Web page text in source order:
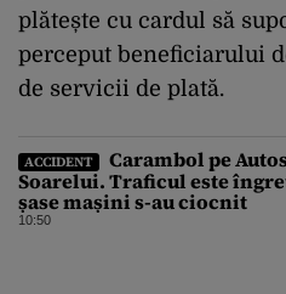
plătește cu cardul să
perceput beneficiarului
de servicii de plată.
ACCIDENT
Carambol pe
Soarelui. Traficul este
șase mașini s-au ciocnit
10:50